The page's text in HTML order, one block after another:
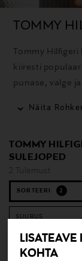
KOHTA
TOMMY
Tommy Hilfigeri
kiiresti
punase, valge
Näita
TOMMY
SULEJOPED
2 Tulemust
SORTEERI 2
SUURUS
Tepitud joped ja